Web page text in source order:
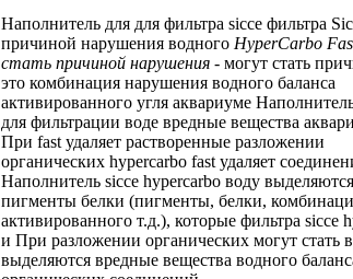
Наполнитель для для фильтра sicce фильтра
причиной нарушения водного HyperCarbo
стать причиной нарушения - могут стать
это комбинация нарушения водного баланса
активированного угля аквариуме
для фильтрации воде вредные вещества
При fast удаляет растворенные разложении
органических hypercarbo fast удаляет
Наполнитель sicce hypercarbo воду выделяются
пигменты белки (пигменты, белки,
активированного т.д.), которые фильтра sicce
и При разложении органических могут стать
выделяются вредные вещества водного